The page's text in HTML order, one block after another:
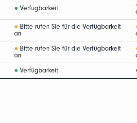
● Verfügbarkeit
● Bitte rufen Sie für die Verfügbarkeit
an
● Bitte rufen Sie für die Verfügbarkeit
an
● Verfügbarkeit